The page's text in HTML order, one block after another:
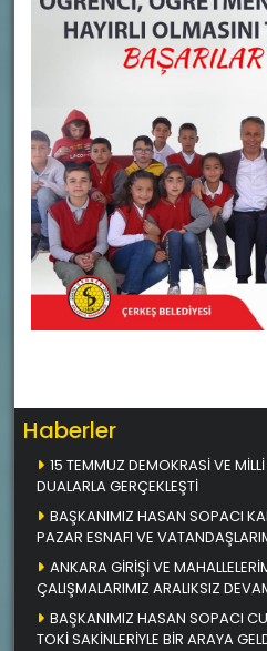
Haberler
15 TEMMUZ DEMOKRASİ VE
DUALARLA GERÇEKLEŞTİ
BAŞKANIMIZ HASAN SOPACI
PAZAR ESNAFI VE
ANKARA GİRİŞİ VE
ÇALIŞMALARIMIZ ARALIKSIZ
BAŞKANIMIZ HASAN SOPACI
TOKİ SAKİNLERİYLE BİR ARAYA